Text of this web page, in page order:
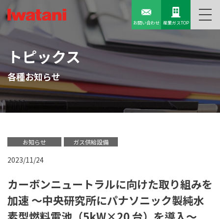
お問い合わせ 産業ガスTOP
トピックス
各種お知らせ
お知らせ ガス供給設備
2023/11/24
カーボンニュートラルに向けた取り組みを
加速 ～中央研究所にパナソニック製純水